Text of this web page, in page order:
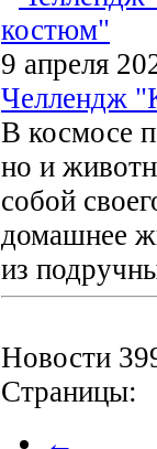
9 апреля
Челлендж
В космосе
но и
собой
домашнее
из
Новости
Страницы: